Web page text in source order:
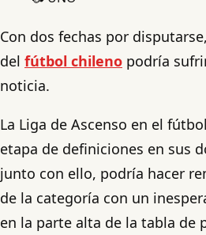
Con dos fechas por
del fútbol chileno podría
noticia.
La Liga de Ascenso en el
etapa de definiciones en sus
junto con ello, podría hacer
de la categoría con un
en la parte alta de la tabla de